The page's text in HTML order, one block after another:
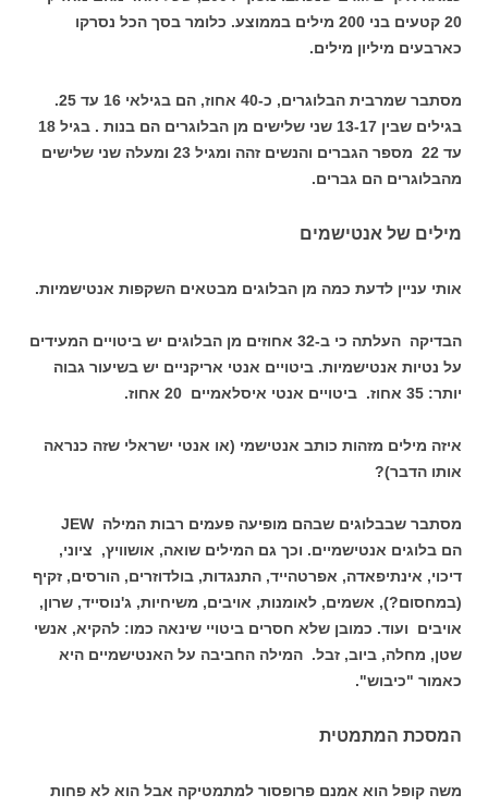
20 קטעים בני 200 מילים בממוצע. כלומר בסך הכל נסרקו
כארבעים מיליון מילים.
מסתבר שמרבית הבלוגרים, כ-40 אחוז, הם בגילאי 16 עד 25.
בגילים שבין 13-17 שני שלישים מן הבלוגרים הם בנות . בגיל 18
עד 22 מספר הגברים והנשים זהה ומגיל 23 ומעלה שני שלישים
מהבלוגרים הם גברים.
מילים של אנטישמים
אותי עניין לדעת כמה מן הבלוגים מבטאים השקפות אנטישמיות.
הבדיקה העלתה כי ב-32 אחוזים מן הבלוגים יש ביטויים המעידים
על נטיות אנטישמיות. ביטויים אנטי אריקניים יש בשיעור גבוה
יותר: 35 אחוז. ביטויים אנטי איסלאמיים 20 אחוז.
איזה מילים מזהות כותב אנטישמי (או אנטי ישראלי שזה כנראה
אותו הדבר)?
מסתבר שבבלוגים שבהם מופיעה פעמים רבות המילה JEW
הם בלוגים אנטישמיים. וכך גם המילים שואה, אושוויץ, ציוני,
דיכוי, אינתיפאדה, אפרטהייד, התנגדות, בולדוזרים, הורסים, זקיף
(במחסום?), אשמים, לאומנות, אויבים, משיחיות, ג'נוסייד, שרון,
אויבים ועוד. כמובן שלא חסרים ביטויי שינאה כמו: להקיא, אנשי
שטן, מחלה, ביוב, זבל. המילה החביבה על האנטישמיים היא
כאמור "כיבוש".
המסכת המתמטית
משה קופל הוא אמנם פרופסור למתמטיקה אבל הוא לא פחות